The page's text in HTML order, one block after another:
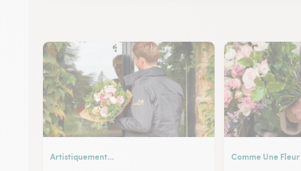
Artistiquement… Comme Une Fleur